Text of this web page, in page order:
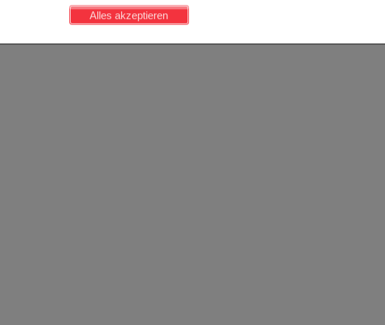
genutzt um das Einkaufserlebnis noch ansprechender zu gestalten,
des Besuchers oder unsere Seite an bevorzugte Verhaltensweisen (z.B.
zu betreiben.
Website weiter für Sie optimieren können, den Inhalt auf unserer Website aber
möglichst relevant für Sie zu gestalten. Bitte beachten Sie, dass Daten hierfür
oder soziale Medien übertragen werden.
Alles akzeptieren